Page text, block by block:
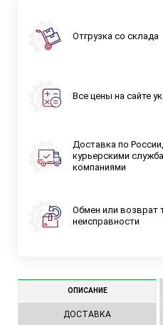
Отгрузка со склада
Все цены на сайте
Доставка по
курьерскими
компаниями
Обмен или возврат
неисправности
ОПИСАНИЕ
ДОСТАВКА